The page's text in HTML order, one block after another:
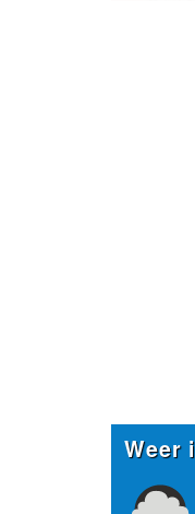
Weer